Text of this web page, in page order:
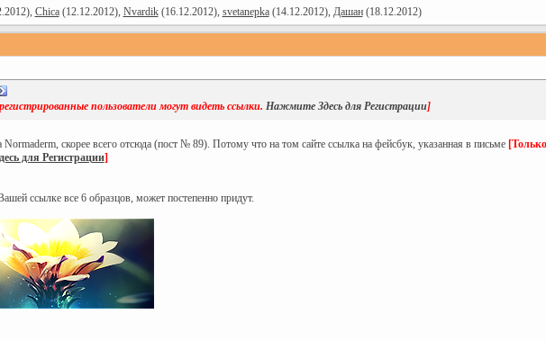
Chica(12.12.2012), Nvardik(16.12.2012), svetanepka(14.12.2012), Дашан(18.12.2012)
пользователи могут видеть ссылки. Нажмите Здесь для Регистрации]
скорее всего отсюда (пост № 89). Потому что на том сайте ссылка на фейсбук, указанная в письме
для Регистрации]
ссылке все 6 образцов, может постепенно придут.